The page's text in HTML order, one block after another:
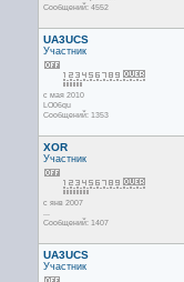
Сообщений: 4552
UA3UCS
Участник
с мая 2010
LO06qu
Сообщений: 1353
XOR
Участник
с янв 2007
...
Сообщений: 1407
UA3UCS
Участник